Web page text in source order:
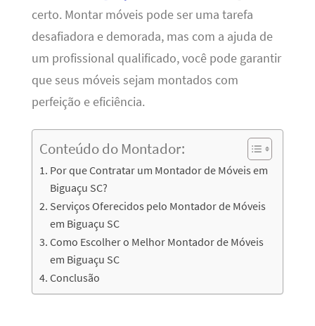
certo. Montar móveis pode ser uma tarefa
desafiadora e demorada, mas com a ajuda de
um profissional qualificado, você pode garantir
que seus móveis sejam montados com
perfeição e eficiência.
Conteúdo do Montador:
Por que Contratar um Montador de Móveis em
Biguaçu SC?
Serviços Oferecidos pelo Montador de Móveis
em Biguaçu SC
Como Escolher o Melhor Montador de Móveis
em Biguaçu SC
Conclusão